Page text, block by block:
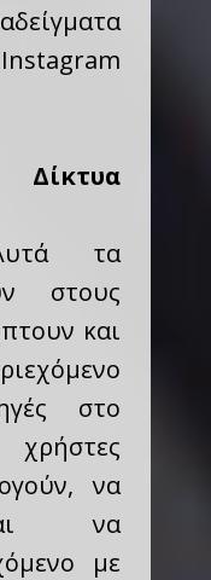
τα
στους
και
στο
να
να
με